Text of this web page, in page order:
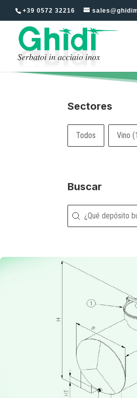
+39 0572 32216
Sectores
Sectores
Todos Vino
Buscar
Buscar
Buscar